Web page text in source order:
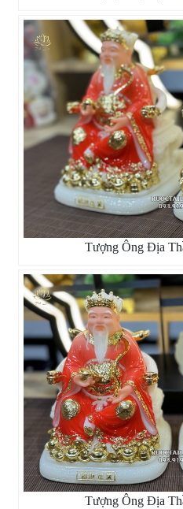
Tượng Ông Địa
Tượng Ông Địa